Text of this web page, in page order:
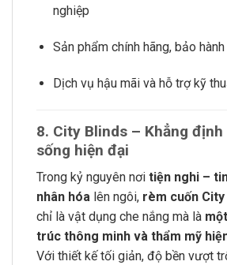
nghiệp
Sản phẩm chính hãng, bảo
Dịch vụ hậu mãi và hỗ trợ kỹ
8. City Blinds – Khẳng
sống hiện đại
Trong kỷ nguyên nơi tiện nghi –
nhân hóa lên ngôi, rèm cuốn City
chỉ là vật dụng che nắng mà là
trúc thông minh và thẩm mỹ
Với thiết kế tối giản, độ bền vượt